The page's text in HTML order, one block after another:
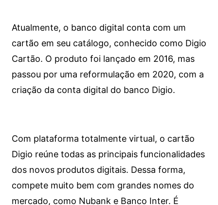
Atualmente, o banco digital conta com um
cartão em seu catálogo, conhecido como Digio
Cartão. O produto foi lançado em 2016, mas
passou por uma reformulação em 2020, com a
criação da conta digital do banco Digio.
Com plataforma totalmente virtual, o cartão
Digio reúne todas as principais funcionalidades
dos novos produtos digitais. Dessa forma,
compete muito bem com grandes nomes do
mercado, como Nubank e Banco Inter. É